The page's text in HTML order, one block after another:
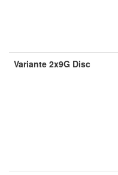
Variante 2x9G Disc